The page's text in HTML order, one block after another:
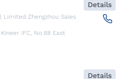
Zhengzhou Sales
IFC, No.88 East
Details
Details